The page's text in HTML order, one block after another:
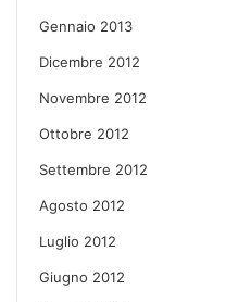
Gennaio 2013
Dicembre 2012
Novembre 2012
Ottobre 2012
Settembre 2012
Agosto 2012
Luglio 2012
Giugno 2012